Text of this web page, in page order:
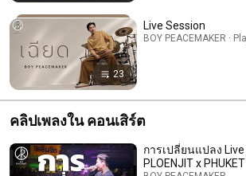
23
Live Session
BOY PEACEMAKER ·
คลิปเพลงใน คอนเสิร์ต
การเปลี่ยนแปลง
PLOENJIT x PHUKET